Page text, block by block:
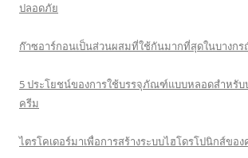
ปลอดภัย
ก๊าซอาร์กอนเป็นส่วนผสมที่ใช้กันมากที่สุดในบางก
5 ประโยชน์ของการใช้บรรจุภัณฑ์แบบหลอดสำหรั
ครีม
ไตรโคเดอร์มาเพื่อการสร้างระบบไฮโดรโปนิกส์ขอ